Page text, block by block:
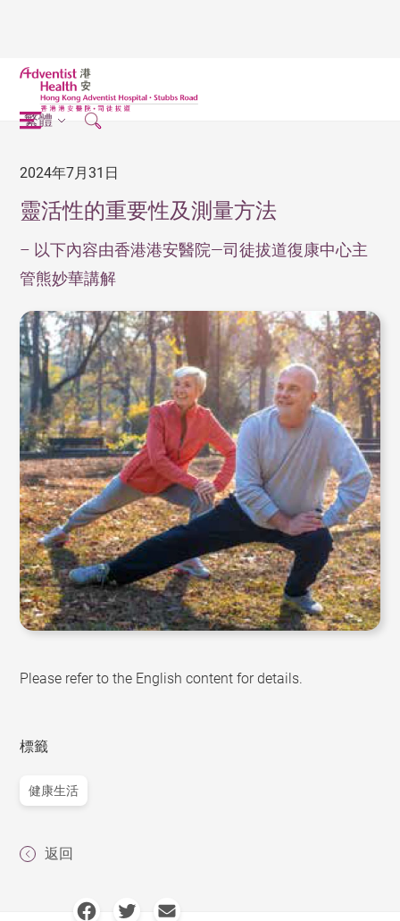
繁體
2024年7月31日
靈活性的重要性及測量方法
– 以下內容由香港港安醫院—司徒拔道復康中心主
管熊妙華講解
Please refer to the English content for details.
標籤
健康生活
返回